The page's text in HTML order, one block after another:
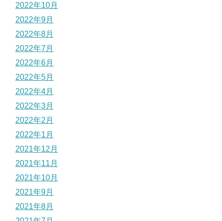
2022年10月
2022年9月
2022年8月
2022年7月
2022年6月
2022年5月
2022年4月
2022年3月
2022年2月
2022年1月
2021年12月
2021年11月
2021年10月
2021年9月
2021年8月